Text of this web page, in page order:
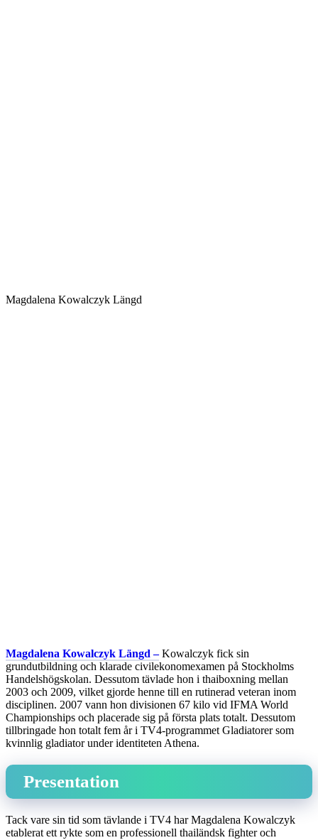
Magdalena Kowalczyk Längd
Magdalena Kowalczyk Längd –Kowalczyk fick sin
grundutbildning och klarade civilekonomexamen på Stockholms
Handelshögskolan. Dessutom tävlade hon i thaiboxning mellan
2003 och 2009, vilket gjorde henne till en rutinerad veteran inom
disciplinen. 2007 vann hon divisionen 67 kilo vid IFMA World
Championships och placerade sig på första plats totalt. Dessutom
tillbringade hon totalt fem år i TV4-programmet Gladiatorer som
kvinnlig gladiator under identiteten Athena.
Presentation
Tack vare sin tid som tävlande i TV4 har Magdalena Kowalczyk
etablerat ett rykte som en professionell thailändsk fighter och